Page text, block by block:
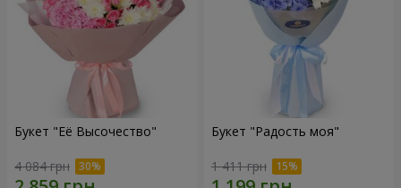
Букет "Её Высочество"
4 084 грн
Букет "Радость моя"
1 411 грн